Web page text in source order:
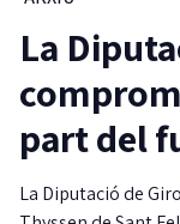
La
part del
La Diputació de